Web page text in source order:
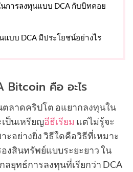
การลงทุนแบบ DCA กับบิทคอย
แบบ DCA มีประโยชน์อย่างไร
Bitcoin คือ อะไร
ลาดคริปโต อแยากลงทุนใน
ป็นเหรียญอีธีเรียม แต่ไม่รู้จะ
ะอย่างยิ่ง วิธีใดคือวิธีที่เหมาะ
งสินทรัพย์แบบระยะยาว ใน
ลยุทธ์การลงทุนที่เรียกว่า DCA